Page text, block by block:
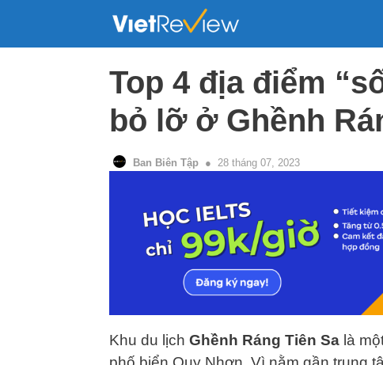
Top 4 địa điểm
bỏ lỡ ở Ghềnh
Ban Biên Tập 28 tháng 07, 2023
Khu du lịch Ghềnh Ráng Tiên Sa là